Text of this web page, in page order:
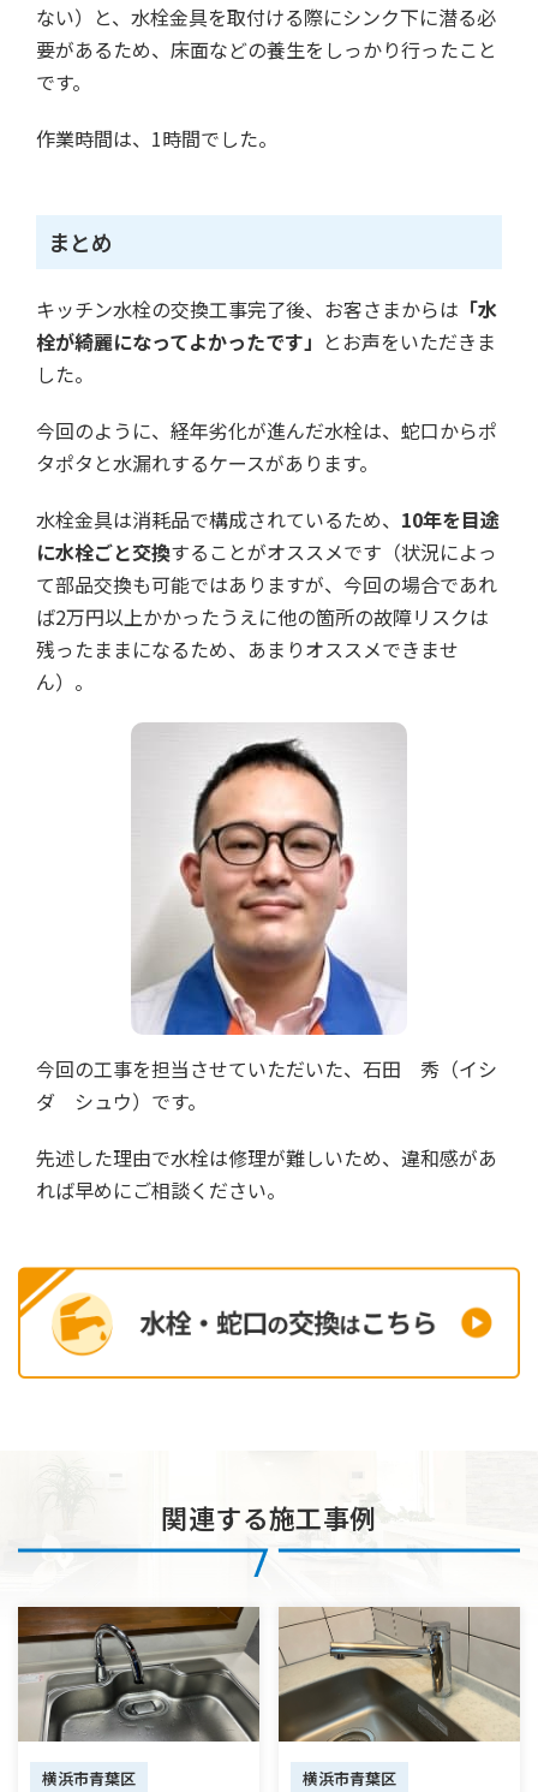
ない）と、水栓金具を取付ける際にシンク下に潜る必
要があるため、床面などの養生をしっかり行ったこと
です。
作業時間は、1時間でした。
まとめ
キッチン水栓の交換工事完了後、お客さまからは 「水
栓が綺麗になってよかったです」 とお声をいただきま
した。
今回のように、経年劣化が進んだ水栓は、蛇口からポ
タポタと水漏れするケースがあります。
水栓金具は消耗品で構成されているため、 10年を目途
に水栓ごと交換することがオススメです（状況によっ
て部品交換も可能ではありますが、今回の場合であれ
ば2万円以上かかったうえに他の箇所の故障リスクは
残ったままになるため、あまりオススメできませ
ん）。
今回の工事を担当させていただいた、石田 秀（イシ
ダ シュウ）です。
先述した理由で水栓は修理が難しいため、違和感があ
れば早めにご相談ください。
関連する施工事例
横浜市青葉区 横浜市青葉区